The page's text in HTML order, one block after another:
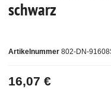
schwarz
Artikelnummer 802-DN-
16,07 €